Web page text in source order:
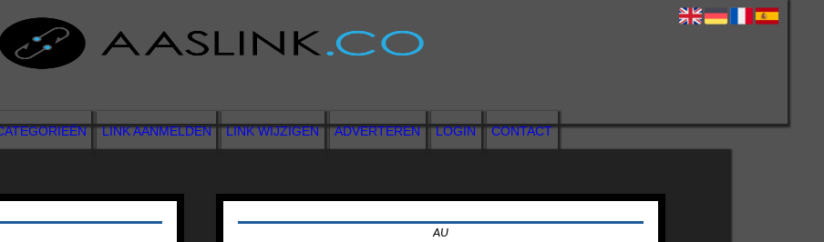
LINK AANMELDEN LINK WIJZIGEN ADVERTEREN LOGIN CONTACT
AU